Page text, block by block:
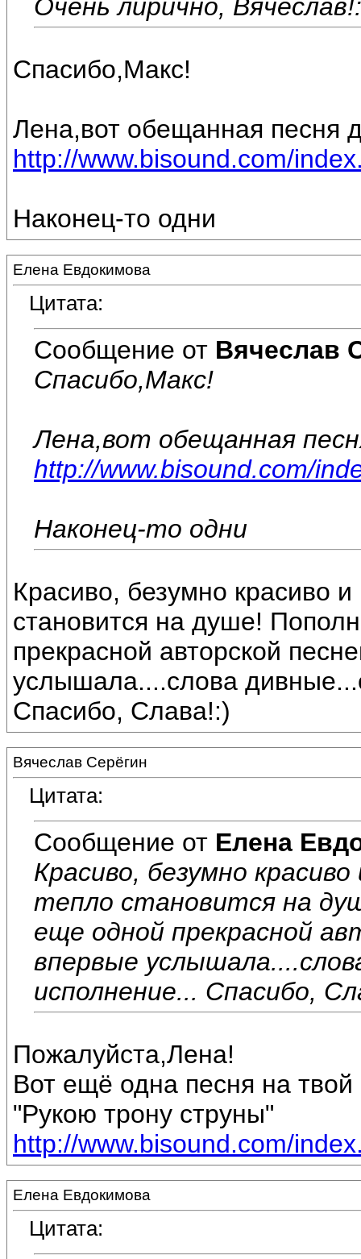
Очень лирично,
Спасибо,Макс!
Лена,вот обещанная песня
http://www.bisound.com/
Наконец-то одни
Елена Евдокимова
Цитата:
Сообщение от Вячеслав
Спасибо,Макс!
Лена,вот обещанная
http://www.bisound.com/
Наконец-то одни
Красиво, безумно красиво
становится на душе!
прекрасной авторской
услышала....слова
Спасибо, Слава!:)
Вячеслав Серёгин
Цитата:
Сообщение от Елена
Красиво, безумно
тепло становится на
еще одной прекрасной
впервые
исполнение... Спасибо,
Пожалуйста,Лена!
Вот ещё одна песня на твой
"Рукою трону струны"
http://www.bisound.com/
Елена Евдокимова
Цитата: